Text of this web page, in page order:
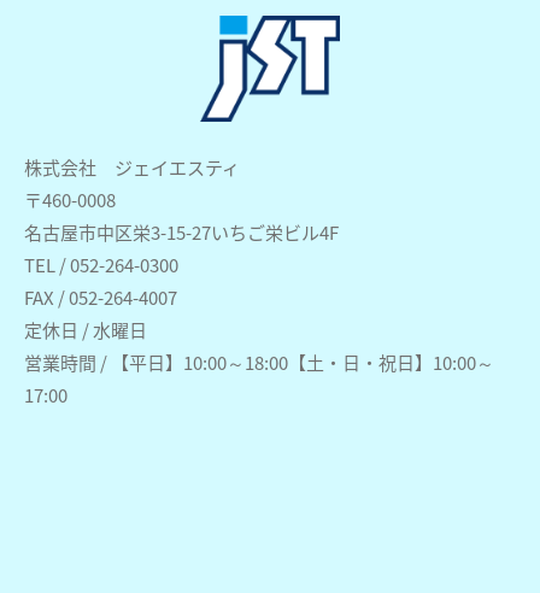
株式会社 ジェイエスティ
〒460-0008
名古屋市中区栄3-15-27いちご栄ビル4F
TEL / 052-264-0300
FAX / 052-264-4007
定休日 / 水曜日
営業時間 / 【平日】10:00～18:00【土・日・祝日】10:00～
17:00